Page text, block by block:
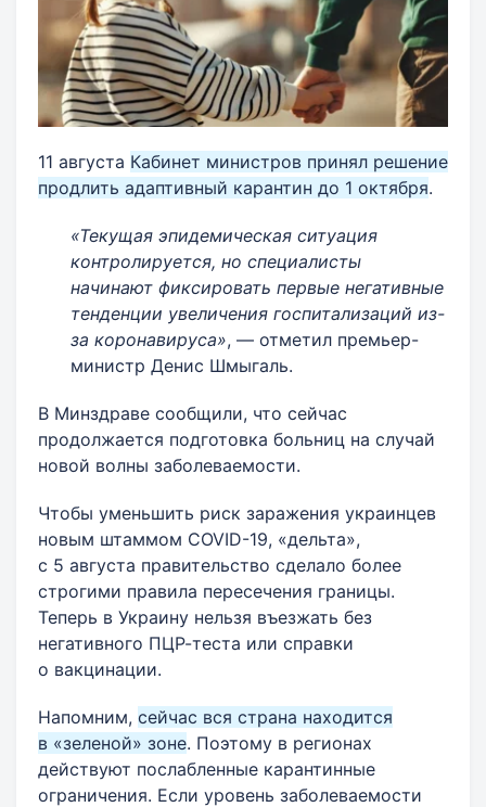
11 августа Кабинет министров принял решение
продлить адаптивный карантин до 1 октября.
«Текущая эпидемическая ситуация
контролируется, но специалисты
начинают фиксировать первые негативные
тенденции увеличения госпитализаций из-
за коронавируса», — отметил премьер-
министр Денис Шмыгаль.
В Минздраве сообщили, что сейчас
продолжается подготовка больниц на случай
новой волны заболеваемости.
Чтобы уменьшить риск заражения украинцев
новым штаммом COVID-19, «дельта»,
с 5 августа правительство сделало более
строгими правила пересечения границы.
Теперь в Украину нельзя въезжать без
негативного ПЦР-теста или справки
о вакцинации.
Напомним, сейчас вся страна находится
в «зеленой» зоне. Поэтому в регионах
действуют послабленные карантинные
ограничения. Если уровень заболеваемости